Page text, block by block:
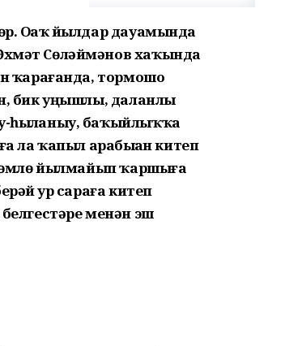
Оҙаҡ йылдар дауамында
Сөләймәнов хаҡында
ҡарағанда, тормошо
бик уңышлы, даланлы
һыҙланыу, баҡыйлыҡҡа
ла ҡапыл арабыҙҙан китеп
йылмайып ҡаршыға
ҙур сараға китеп
менән эш